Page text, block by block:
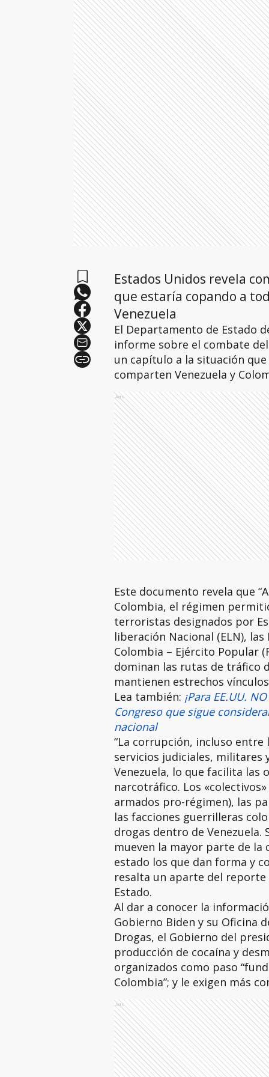
Estados Unidos revela
que estaría copando a
Venezuela
El Departamento de Estado
informe sobre el combate
un capítulo a la situación
comparten Venezuela y
Ads
Este documento revela que
Colombia, el régimen
terroristas designados por
liberación Nacional (ELN),
Colombia – Ejército Popular
dominan las rutas de tráfico
mantienen estrechos
Lea también: ¡Para EE.UU.
Congreso que sigue
nacional
“La corrupción, incluso
servicios judiciales, militares
Venezuela, lo que facilita las
narcotráfico. Los
armados pro-régimen), las
las facciones guerrilleras
drogas dentro de Venezuela.
mueven la mayor parte de la
estado los que dan forma y
resalta un aparte del
Estado.
Al dar a conocer la
Gobierno Biden y su Oficina
Drogas, el Gobierno del
producción de cocaína y
organizados como paso
Colombia”; y le exigen más
Ads